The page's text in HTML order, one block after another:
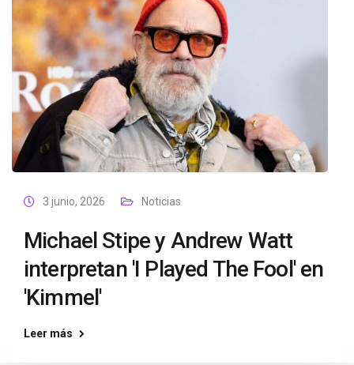
3 junio, 2026 Noticias
Michael Stipe y Andrew Watt
interpretan 'I Played The Fool' en
'Kimmel'
Leer más